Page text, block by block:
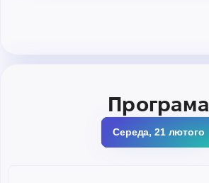
Програма
Середа, 21 лютого